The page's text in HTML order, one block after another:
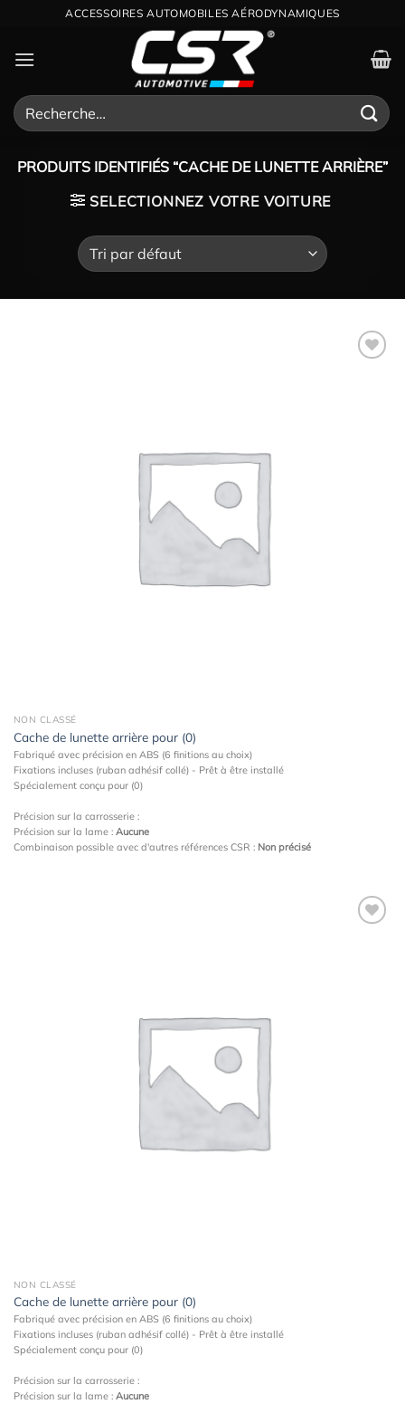
contenu
DISTRIBUTEUR OFFICIEL CSR POUR LA FRANCE
Recherche
pour :
PRODUITS IDENTIFIÉS “CACHE DE LUNETTE ARRIÈRE”
SELECTIONNEZ VOTRE VOITURE
NON CLASSÉ
Cache de lunette arrière pour (0)
Fabriqué avec précision en ABS (6 finitions au choix)
Fixations incluses (ruban adhésif collé) - Prêt à être installé
Spécialement conçu pour (0)
Précision sur la carrosserie :
Précision sur la lame : Aucune
Combinaison possible avec d'autres références CSR : Non précisé
NON CLASSÉ
Cache de lunette arrière pour (0)
Fabriqué avec précision en ABS (6 finitions au choix)
Fixations incluses (ruban adhésif collé) - Prêt à être installé
Spécialement conçu pour (0)
Précision sur la carrosserie :
Précision sur la lame : Aucune